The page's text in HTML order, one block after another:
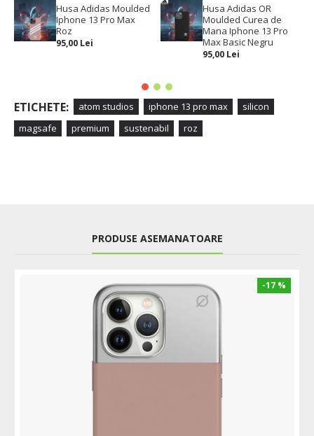
Husa Adidas Moulded
Iphone 13 Pro Max
Roz
95,00 Lei
Husa Adidas OR
Moulded Curea de
Mana Iphone 13 Pro
Max Basic Negru
95,00 Lei
ETICHETE: atom studios iphone 13 pro max
silicon
magsafe
premium sustenabil roz
PRODUSE ASEMANATOARE
-17 %